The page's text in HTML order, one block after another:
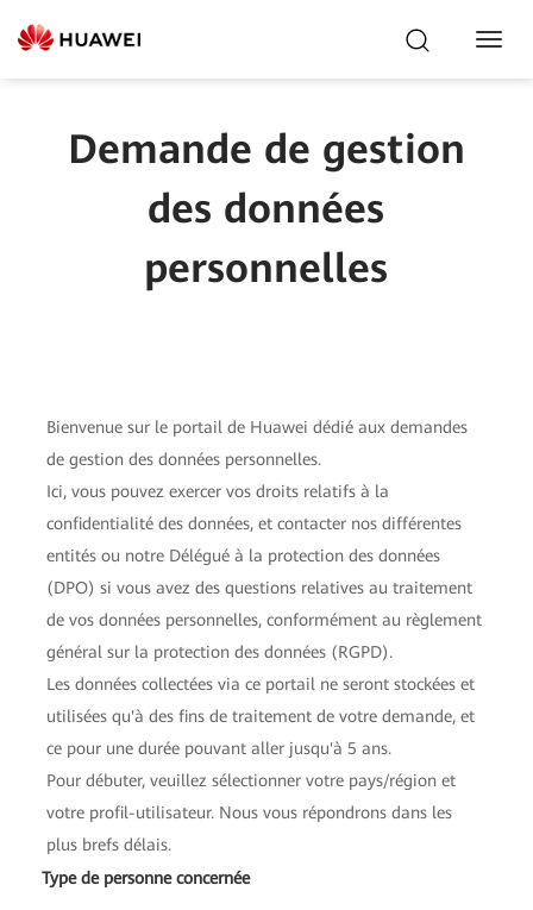
Demande de gestion
des données
personnelles
Bienvenue sur le portail de Huawei dédié aux demandes
de gestion des données personnelles.
Ici, vous pouvez exercer vos droits relatifs à la
confidentialité des données, et contacter nos différentes
entités ou notre Délégué à la protection des données
(DPO) si vous avez des questions relatives au traitement
de vos données personnelles, conformément au règlement
général sur la protection des données (RGPD).
Les données collectées via ce portail ne seront stockées et
utilisées qu'à des fins de traitement de votre demande, et
ce pour une durée pouvant aller jusqu'à 5 ans.
Pour débuter, veuillez sélectionner votre pays/région et
votre profil-utilisateur. Nous vous répondrons dans les
plus brefs délais.
Type de personne concernée*